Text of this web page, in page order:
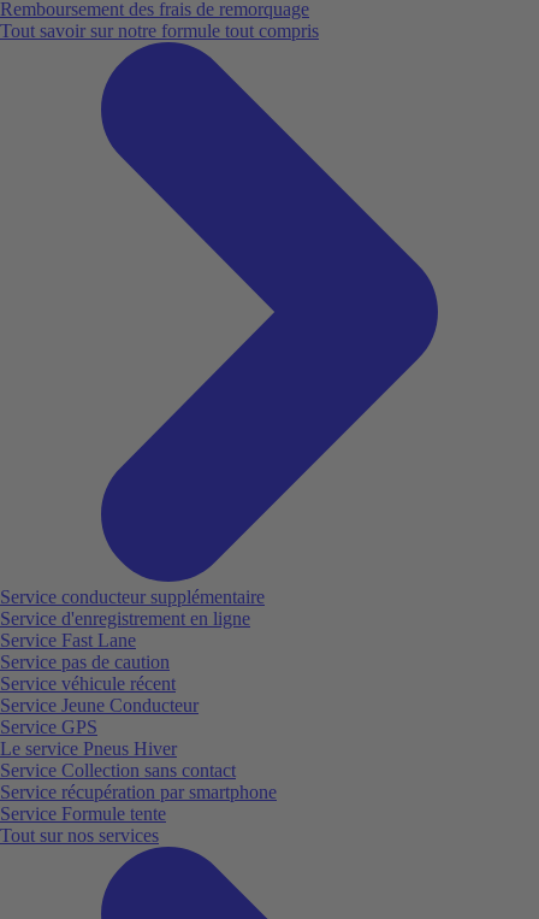
Remboursement des frais de remorquage
Tout savoir sur notre formule tout compris
Service conducteur supplémentaire
Service d'enregistrement en ligne
Service Fast Lane
Service pas de caution
Service véhicule récent
Service Jeune Conducteur
Service GPS
Le service Pneus Hiver
Service Collection sans contact
Service récupération par smartphone
Service Formule tente
Tout sur nos services